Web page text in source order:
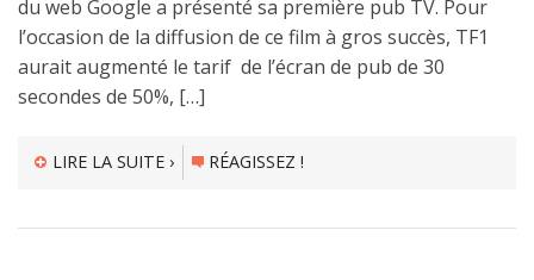
du web Google a présenté sa première pub TV. Pour
l’occasion de la diffusion de ce film à gros succès, TF1
aurait augmenté le tarif de l’écran de pub de 30
secondes de 50%, […]
LIRE LA SUITE › RÉAGISSEZ !